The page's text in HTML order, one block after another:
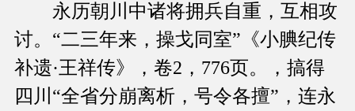
永历朝川中诸将拥兵自重，互相攻
讨。“二三年来，操戈同室”《小腆纪传
补遗·王祥传》，卷2，776页。，搞得
四川“全省分崩离析，号令各擅”，连永